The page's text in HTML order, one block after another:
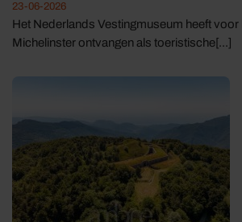
23-06-2026
Het Nederlands Vestingmuseum heeft voor
Michelinster ontvangen als toeristische[...]